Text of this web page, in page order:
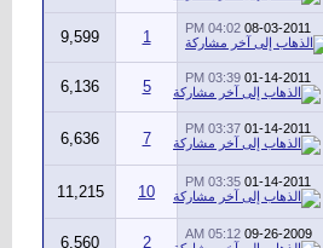
08-03-2011
04:02 PM
1
9,599
01-14-2011
03:39 PM
5
6,136
01-14-2011
03:37 PM
7
6,636
01-14-2011
03:35 PM
10
11,215
09-26-2009
05:12 AM
2
6,560